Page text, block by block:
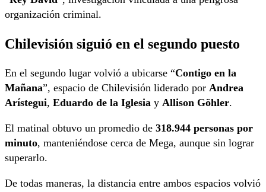
organización criminal.
Chilevisión siguió en el segundo puesto
En el segundo lugar volvió a ubicarse “Contigo en la
Mañana”, espacio de Chilevisión liderado por Andrea
Arístegui, Eduardo de la Iglesia y Allison Göhler.
El matinal obtuvo un promedio de 318.944 personas por
minuto, manteniéndose cerca de Mega, aunque sin lograr
superarlo.
De todas maneras, la distancia entre ambos espacios volvió